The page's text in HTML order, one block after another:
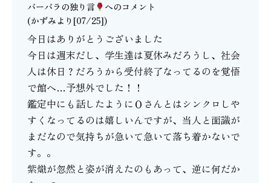
バーバラの独り言
へのコメント
(かずみより[07/25])
今日はありがとうございました
今日は週末だし、学生達は夏休みだろうし、社会
人は休日？だろうから受付終了なってるのを覚悟
で館へ…予想外でした！！
鑑定中にも話したようにＯさんとはシンクロしや
すくなってるのは嬉しいんですが、当人と面識が
まだなので気持ちが急いて急いて落ち着かないで
す。。
紫熾が忽然と姿が消えたのもあって、逆に何だか